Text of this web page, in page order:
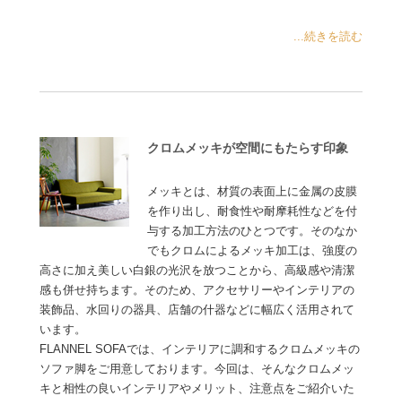
...続きを読む
クロムメッキが空間にもたらす印象
メッキとは、材質の表面上に金属の皮膜
を作り出し、耐食性や耐摩耗性などを付
与する加工方法のひとつです。そのなか
でもクロムによるメッキ加工は、強度の
高さに加え美しい白銀の光沢を放つことから、高級感や清潔
感も併せ持ちます。そのため、アクセサリーやインテリアの
装飾品、水回りの器具、店舗の什器などに幅広く活用されて
います。
FLANNEL SOFAでは、インテリアに調和するクロムメッキの
ソファ脚をご用意しております。今回は、そんなクロムメッ
キと相性の良いインテリアやメリット、注意点をご紹介いた